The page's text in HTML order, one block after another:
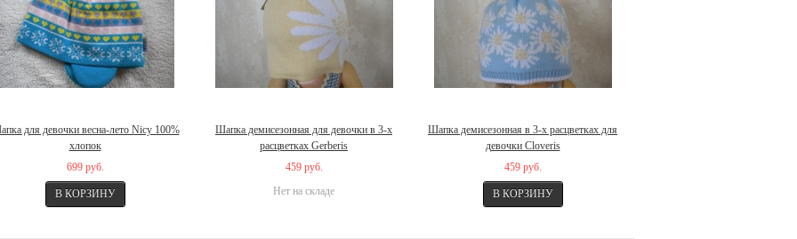
для девочки весна-лето Nicy 100%
хлопок
699 руб.
Шапка демисезонная для девочки в 3-х
расцветках Gerberis
459 руб.
Нет на складе
Шапка демисезонная в 3-х расцветках для
девочки Cloveris
459 руб.